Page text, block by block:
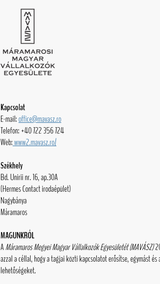
Kapcsolat
E-mail:office@mavasz.ro
Telefon: +40 722 356 724
Web:www2.mavasz.ro/
Székhely
Bd. Unirii nr. 16, ap.30A
(Hermes Contact irodaépület)
Nagybánya
Máramaros
MAGUNKRÓL
AMáramaros Megyei Magyar Vállalkozók Egyesületét (MAVÁSZ)
azzal a céllal, hogy a tagjai közti kapcsolatot erősítse, egymást
lehetőségeket.